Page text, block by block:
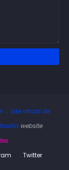
.:. Site oficial de
website
Twitter